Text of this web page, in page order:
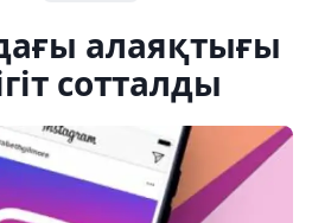
алаяқтығы
сотталды